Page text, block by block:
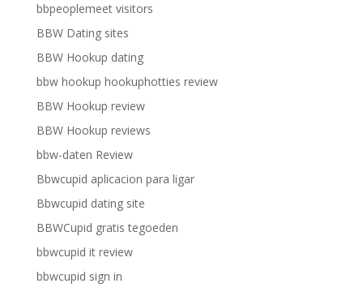
bbpeoplemeet visitors
BBW Dating sites
BBW Hookup dating
bbw hookup hookuphotties review
BBW Hookup review
BBW Hookup reviews
bbw-daten Review
Bbwcupid aplicacion para ligar
Bbwcupid dating site
BBWCupid gratis tegoeden
bbwcupid it review
bbwcupid sign in